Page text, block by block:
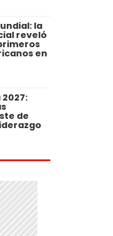
la
reveló
en
de